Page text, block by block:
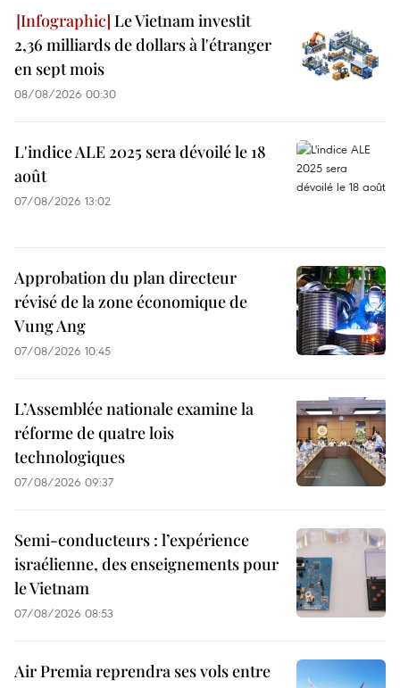
Le Vietnam investit
2,36 milliards de dollars à l'étranger
en sept mois
08/08/2026 00:30
L'indice ALE 2025 sera dévoilé le 18
août
07/08/2026 13:02
Approbation du plan directeur
révisé de la zone économique de
Vung Ang
07/08/2026 10:45
L’Assemblée nationale examine la
réforme de quatre lois
technologiques
07/08/2026 09:37
Semi-conducteurs : l’expérience
israélienne, des enseignements pour
le Vietnam
07/08/2026 08:53
Air Premia reprendra ses vols entre